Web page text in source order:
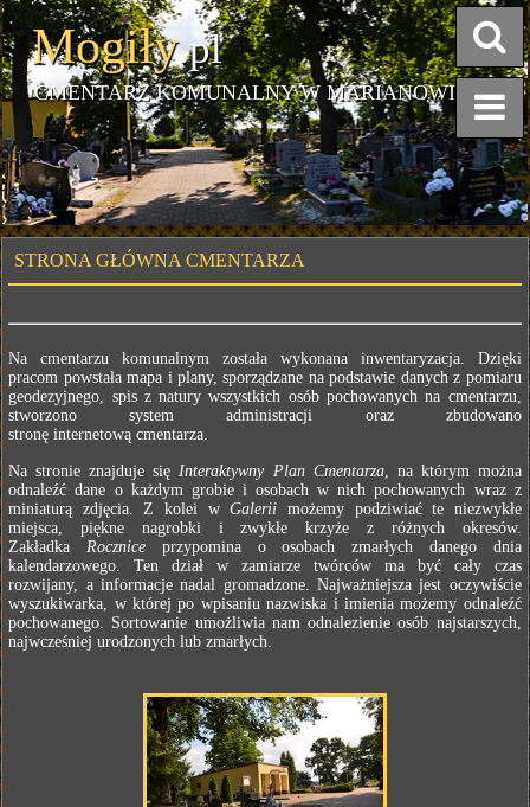
Mogiły.pl
CMENTARZ KOMUNALNY W MARIANOWIE
STRONA GŁÓWNA CMENTARZA
Na cmentarzu komunalnym została wykonana inwentaryzacja. Dzięki
pracom powstała mapa i plany, sporządzane na podstawie danych z pomiaru
geodezyjnego, spis z natury wszystkich osób pochowanych na cmentarzu,
stworzono system administracji oraz zbudowano
stronę internetową cmentarza.
Na stronie znajduje sięInteraktywny Plan Cmentarza, na którym można
odnaleźć dane o każdym grobie i osobach w nich pochowanych wraz z
miniaturą zdjęcia. Z kolei wGalerii możemy podziwiać te niezwykłe
miejsca, piękne nagrobki i zwykłe krzyże z różnych okresów.
ZakładkaRocznice przypomina o osobach zmarłych danego dnia
kalendarzowego. Ten dział w zamiarze twórców ma być cały czas
rozwijany, a informacje nadal gromadzone. Najważniejsza jest oczywiście
wyszukiwarka, w której po wpisaniu nazwiska i imienia możemy odnaleźć
pochowanego. Sortowanie umożliwia nam odnalezienie osób najstarszych,
najwcześniej urodzonych lub zmarłych.